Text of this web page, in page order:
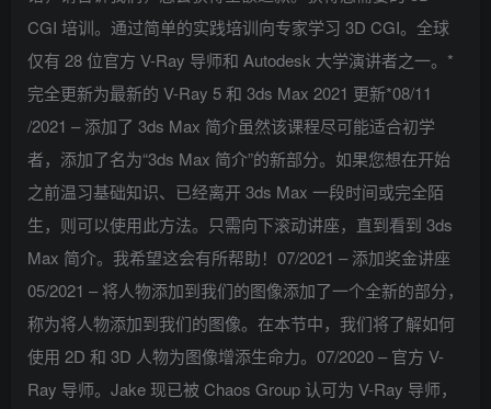
CGI 培训。通过简单的实践培训向专家学习 3D CGI。全球
仅有 28 位官方 V-Ray 导师和 Autodesk 大学演讲者之一。*
完全更新为最新的 V-Ray 5 和 3ds Max 2021 更新*08/11
/2021 – 添加了 3ds Max 简介虽然该课程尽可能适合初学
者，添加了名为“3ds Max 简介”的新部分。如果您想在开始
之前温习基础知识、已经离开 3ds Max 一段时间或完全陌
生，则可以使用此方法。只需向下滚动讲座，直到看到 3ds
Max 简介。我希望这会有所帮助！07/2021 – 添加奖金讲座
05/2021 – 将人物添加到我们的图像添加了一个全新的部分，
称为将人物添加到我们的图像。在本节中，我们将了解如何
使用 2D 和 3D 人物为图像增添生命力。07/2020 – 官方 V-
Ray 导师。Jake 现已被 Chaos Group 认可为 V-Ray 导师，